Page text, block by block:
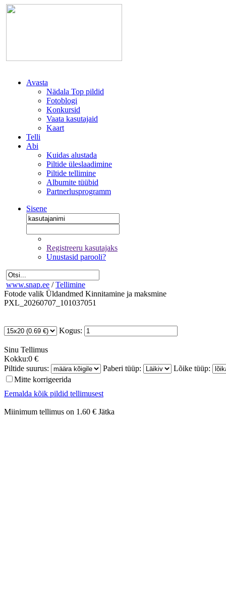
Avasta
Nädala Top pildid
Fotoblogi
Konkursid
Vaata kasutajaid
Kaart
Telli
Abi
Kuidas alustada
Piltide üleslaadimine
Piltide tellimine
Albumite tüübid
Partnerlusprogramm
Sisene
Registreeru kasutajaks
Unustasid parooli?
www.snap.ee / Tellimine
Fotode valik Üldandmed Kinnitamine ja maksmine
PXL_20260707_101037051
Kogus:
Sinu Tellimus
Kokku:0 €
Piltide suurus:
Paberi tüüp:
Lõike tüüp:
Mitte korrigeerida
Eemalda kõik pildid tellimusest
Miinimum tellimus on 1.60 € Jätka